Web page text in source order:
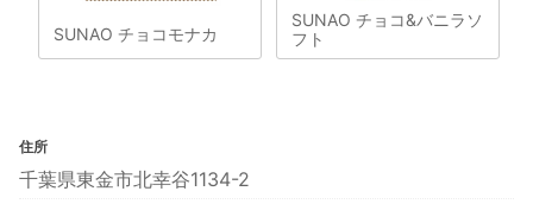
SUNAO チョコモナカ
SUNAO チョコ&バニラソ
フト
住所
千葉県東金市北幸谷1134-2